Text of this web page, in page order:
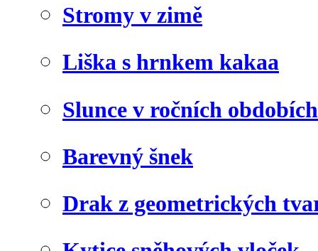
Stromy v zimě
Liška s hrnkem kakaa
Slunce v ročních obdobích
Barevný šnek
Drak z geometrických